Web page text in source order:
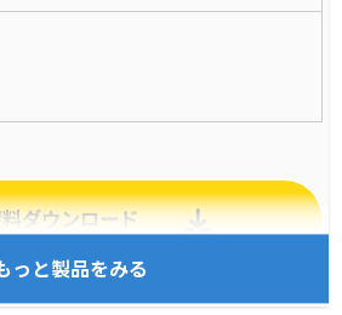
ダウンロード
っと製品をみる